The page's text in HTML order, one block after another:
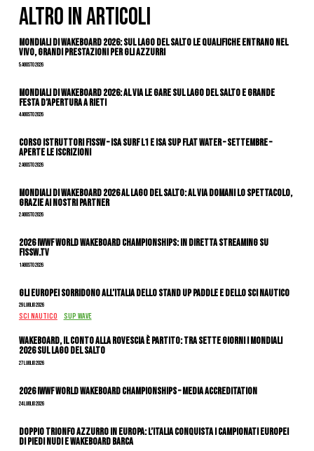
ALTRO IN ARTICOLI
Mondiali di Wakeboard 2026: sul Lago del Salto le qualifiche entrano nel
vivo, grandi prestazioni per gli azzurri
5 Agosto 2026
Mondiali di Wakeboard 2026: al via le gare sul Lago del Salto e grande
festa d’apertura a Rieti
4 Agosto 2026
CORSO ISTRUTTORI FISSW – ISA SURF L1 e ISA SUP Flat Water – SETTEMBRE –
APERTE LE ISCRIZIONI
2 Agosto 2026
Mondiali di Wakeboard 2026 al Lago del Salto: al via domani lo spettacolo,
grazie ai nostri Partner
2 Agosto 2026
2026 IWWF WORLD WAKEBOARD CHAMPIONSHIPS: IN DIRETTA STREAMING SU
FISSW.TV
1 Agosto 2026
Gli Europei sorridono all’Italia dello stand up paddle e dello sci nautico
29 Luglio 2026
SCI NAUTICO SUP WAVE
Wakeboard, il conto alla rovescia è partito: tra sette giorni i Mondiali
2026 sul Lago del Salto
27 Luglio 2026
2026 IWWF WORLD WAKEBOARD CHAMPIONSHIPS – MEDIA ACCREDITATION
24 Luglio 2026
DOPPIO TRIONFO AZZURRO IN EUROPA: L’ITALIA CONQUISTA I CAMPIONATI EUROPEI
DI PIEDI NUDI E WAKEBOARD BARCA